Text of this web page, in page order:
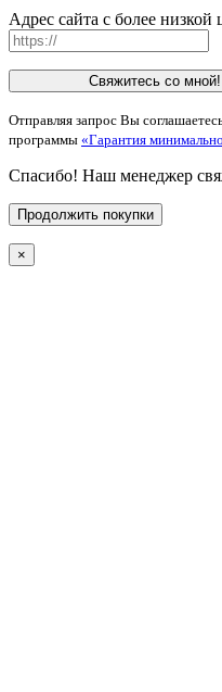
Адрес сайта с более низкой
Свяжитесь со мной!
Отправляя запрос Вы
программы «Гарантия
Спасибо! Наш менеджер
Продолжить покупки
×